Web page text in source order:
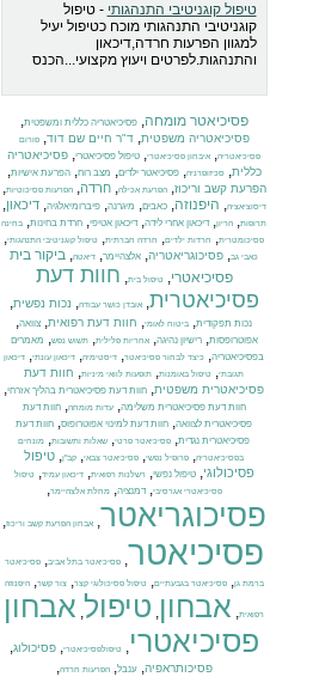
טיפול קוגניטיבי התנהגותי - טיפול
קוגניטיבי התנהגותי מוכח כטיפול יעיל
למגוון הפרעות חרדה,דיכאון
והתנהגות.לפרטים ויעוץ מקצועי...הכנס
פסיכיאטר מומחה,פסיכיאטריה כללית ומשפטית,
פסיכיאטריה משפטית,ד"ר חיים שם דוד,פורום
פסיכיאטריה, איבחון פסיכיאטרי, טיפול פסיכיאטרי, פסיכיאטריה
כללית,סכיזופרניה,פסיכיאטר ילדים, מצב רוח,הפרעת אישיות,
הפרעת קשב וריכוז,הפרעת אכילה,חרדה,הפרעות פסיכוטיות,
דיסוציאציה, היפנוזה,כאבים, מיגרנה,פיברומיאלגיה,דיכאון,
תרופות, הריון,דיכאון אחרי לידה,דיכאון אטיפי, חרדת בחינות, בחינה
פסיכומטרית, חרדות ילדים, חרדה חברתית, טיפול קוגניטיבי התנהגותי,
כאבי גב, פסיכוגריאטריה, אלצהיימר, דיאטה, ביקור בית
פסיכיאטרי,טיפול בית, חוות דעת
פסיכיאטרית,אובדן כושר עבודה, נכות נפשית,
נכות תפקודית, ביטוח לאומי, חוות דעת רפואית, צוואה,
אפוטרופסות,רישיון נהיגה,אחריות פלילית,תשוש נפש, מאמרים
בפסיכיאטריה, כיצד לבחור פסיכיאטר, דיסטימיה, דיכאון עונתי, דיכאון
תגובתי, טיפול באומנות, תופעות לוואי מיניות, חוות דעת
פסיכיאטרית משפטית, חוות דעת פסיכיאטרית בהליך אזרחי,
חוות דעת פסיכיאטרית משלימה,עדות מומחה,חוות דעת
פסיכיאטרית לצוואה, חוות דעת למינוי אפוטרופוס, חוות דעת
פסיכיאטרית נגדית, פסיכיאטר פרטי, שאלות ותשובות, מונחים
בפסיכיאטריה, פרופיל נפשי, פסיכיאטר צבאי, קב"ן, טיפול
פסיכולוגי,טיפול נפשי,רשלנות רפואית,דיכאון עמיד,טיפול
פסיכיאטרי אגרסיבי,דמנציה,מחלת אלצהיימר,
פסיכוגריאטר,אבחון הפרעת קשב וריכוז,
פסיכיאטר,פסיכיאטר בתל אביב,פסיכיאטר
ברמת גן,פסיכיאטר בגבעתיים,טיפול פסיכולוגי קצר,צור קשר,היפנוזה
רפואית, אבחון, טיפול, אבחון
פסיכיאטרי,טיפולפסיכיאטרי,פסיכולוג,
פסיכותראפיה,ענבל,הפרעות חרדה,